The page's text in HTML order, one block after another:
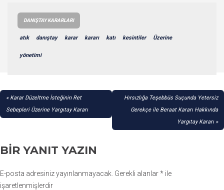
DANIŞTAY KARARLARI
atık danıştay karar kararı katı kesintiler Üzerine
yönetimi
YAZI
GEZINMESI
Karar Düzeltme İsteğinin Ret
Sebepleri Üzerine Yargıtay Kararı
Hırsızlığa Teşebbüs Suçunda Yetersiz
Gerekçe ile Beraat Kararı Hakkında
Yargıtay Kararı
BIR YANIT YAZIN
E-posta adresiniz yayınlanmayacak. Gerekli alanlar* ile
işaretlenmişlerdir